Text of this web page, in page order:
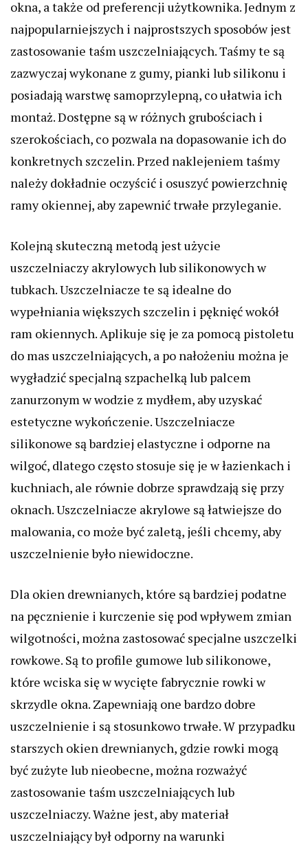
okna, a także od preferencji użytkownika. Jednym z
najpopularniejszych i najprostszych sposobów jest
zastosowanie taśm uszczelniających. Taśmy te są
zazwyczaj wykonane z gumy, pianki lub silikonu i
posiadają warstwę samoprzylepną, co ułatwia ich
montaż. Dostępne są w różnych grubościach i
szerokościach, co pozwala na dopasowanie ich do
konkretnych szczelin. Przed naklejeniem taśmy
należy dokładnie oczyścić i osuszyć powierzchnię
ramy okiennej, aby zapewnić trwałe przyleganie.
Kolejną skuteczną metodą jest użycie
uszczelniaczy akrylowych lub silikonowych w
tubkach. Uszczelniacze te są idealne do
wypełniania większych szczelin i pęknięć wokół
ram okiennych. Aplikuje się je za pomocą pistoletu
do mas uszczelniających, a po nałożeniu można je
wygładzić specjalną szpachelką lub palcem
zanurzonym w wodzie z mydłem, aby uzyskać
estetyczne wykończenie. Uszczelniacze
silikonowe są bardziej elastyczne i odporne na
wilgoć, dlatego często stosuje się je w łazienkach i
kuchniach, ale równie dobrze sprawdzają się przy
oknach. Uszczelniacze akrylowe są łatwiejsze do
malowania, co może być zaletą, jeśli chcemy, aby
uszczelnienie było niewidoczne.
Dla okien drewnianych, które są bardziej podatne
na pęcznienie i kurczenie się pod wpływem zmian
wilgotności, można zastosować specjalne uszczelki
rowkowe. Są to profile gumowe lub silikonowe,
które wciska się w wycięte fabrycznie rowki w
skrzydle okna. Zapewniają one bardzo dobre
uszczelnienie i są stosunkowo trwałe. W przypadku
starszych okien drewnianych, gdzie rowki mogą
być zużyte lub nieobecne, można rozważyć
zastosowanie taśm uszczelniających lub
uszczelniaczy. Ważne jest, aby materiał
uszczelniający był odporny na warunki